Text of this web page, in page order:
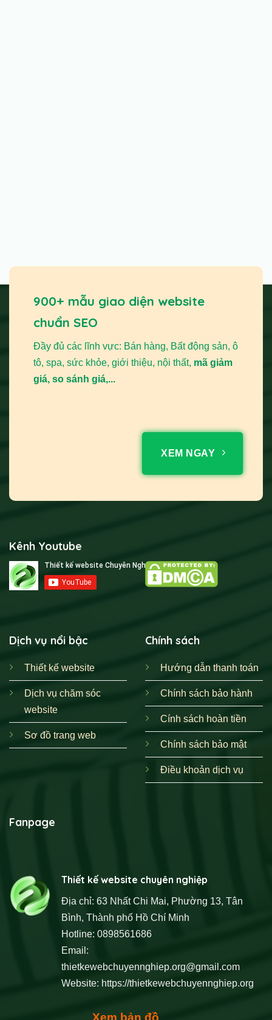
900+ mẫu giao diện website
chuẩn SEO
Đầy đủ các lĩnh vực: Bán hàng, Bất động sản, ô
tô, spa, sức khỏe, giới thiệu, nội thất, mã giảm
giá, so sánh giá,...
XEM NGAY
Kênh Youtube
Dịch vụ nổi bậc
Thiết kế website
Dịch vụ chăm sóc
website
Sơ đồ trang web
Chính sách
Hướng dẫn thanh toán
Chính sách bảo hành
Cính sách hoàn tiền
Chính sách bảo mật
Điều khoản dịch vụ
Fanpage
Thiết kế website chuyên nghiệp
Địa chỉ: 63 Nhất Chi Mai, Phường 13, Tân
Bình, Thành phố Hồ Chí Minh
Hotline: 0898561686
Email:
thietkewebchuyennghiep.org@gmail.com
Website: https://thietkewebchuyennghiep.org
Xem bản đồ